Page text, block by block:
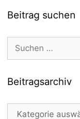
Beitrag suchen
nach:
Beitragsarchiv
Beitragsarchiv